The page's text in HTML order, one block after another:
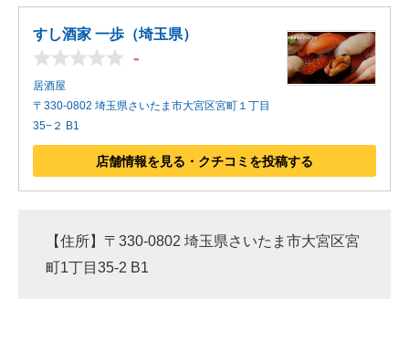
すし酒家 一歩（埼玉県）
-
居酒屋
〒330-0802 埼玉県さいたま市大宮区宮町１丁目
35−２ B1
店舗情報を見る・クチコミを投稿する
【住所】〒330-0802 埼玉県さいたま市大宮区宮
町1丁目35-2 B1